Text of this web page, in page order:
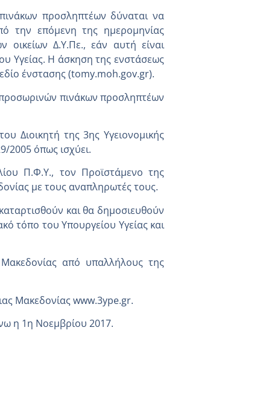
προσληπτέων δύναται να
την επόμενη της ημερομηνίας
οικείων Δ.Υ.Πε., εάν αυτή είναι
Υγείας. Η άσκηση της ενστάσεως
ένστασης (tomy.moh.gov.gr).
προσωρινών πινάκων προσληπτέων
Διοικητή της 3ης Υγειονομικής
2005 όπως ισχύει.
Π.Φ.Υ., τον Προϊστάμενο της
με τους αναπληρωτές τους.
και θα δημοσιευθούν
τόπο του Υπουργείου Υγείας και
από υπαλλήλους της
Μακεδονίας www.3ype.gr.
η 1η Νοεμβρίου 2017.